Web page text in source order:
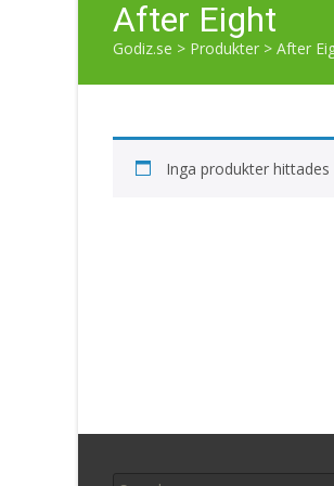
After Eight
Godiz.se > Produkter > After
Inga produkter